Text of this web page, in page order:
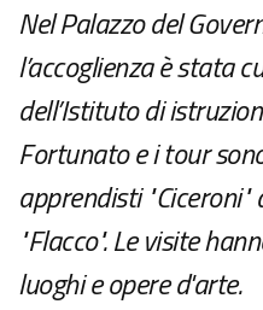
Nel Palazzo del
l’accoglienza è stata
dell’Istituto di
Fortunato e i tour
apprendisti "Ciceroni"
"Flacco". Le visite
luoghi e opere d'arte.